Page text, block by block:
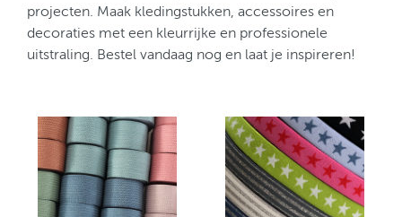
projecten. Maak kledingstukken, accessoires en
decoraties met een kleurrijke en professionele
uitstraling. Bestel vandaag nog en laat je inspireren!